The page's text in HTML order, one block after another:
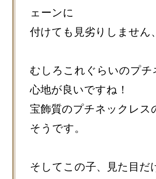
ェーンに
付けても見劣りしません
むしろこれぐらいのプ
心地が良いですね！
宝飾質のプチネックレ
そうです。
そしてこの子、見た目だ